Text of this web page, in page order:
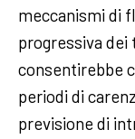
meccanismi di
progressiva
consentirebbe
periodi di
previsione di